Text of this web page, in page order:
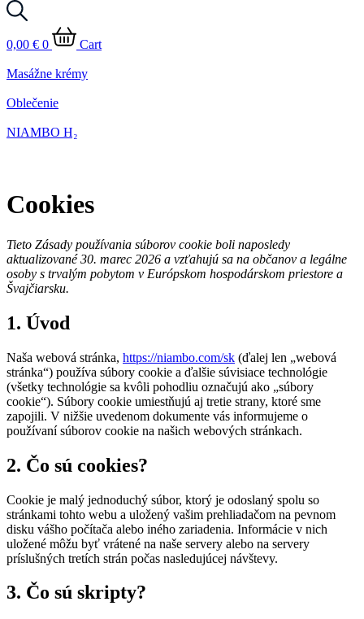
0,00 € 0 Cart
Masážne krémy
Oblečenie
NIAMBO H₂
Cookies
Tieto Zásady používania súborov cookie boli naposledy
aktualizované 30. marec 2026 a vzťahujú sa na občanov a legálne
osoby s trvalým pobytom v Európskom hospodárskom priestore a
Švajčiarsku.
1. Úvod
Naša webová stránka, https://niambo.com/sk (ďalej len „webová
stránka“) používa súbory cookie a ďalšie súvisiace technológie
(všetky technológie sa kvôli pohodliu označujú ako „súbory
cookie“). Súbory cookie umiestňujú aj tretie strany, ktoré sme
zapojili. V nižšie uvedenom dokumente vás informujeme o
používaní súborov cookie na našich webových stránkach.
2. Čo sú cookies?
Cookie je malý jednoduchý súbor, ktorý je odoslaný spolu so
stránkami tohto webu a uložený vašim prehliadačom na pevnom
disku vášho počítača alebo iného zariadenia. Informácie v nich
uložené môžu byť vrátené na naše servery alebo na servery
príslušných tretích strán počas nasledujúcej návštevy.
3. Čo sú skripty?